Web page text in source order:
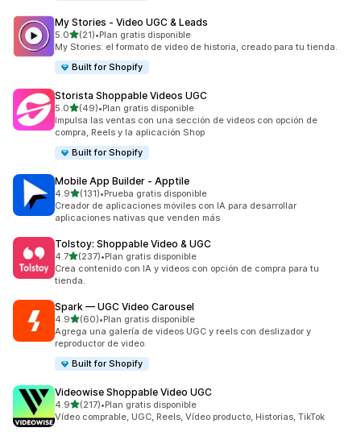
My Stories ‑ Video UGC & Leads
5.0de 5 estrellas
(21)
21 reseñas en total
•Plan gratis disponible
My Stories: el formato de video de historia, creado para tu tienda.
Built for Shopify
Storista Shoppable Videos UGC
5.0de 5 estrellas
(49)
49 reseñas en total
•Plan gratis disponible
Impulsa las ventas con una sección de videos con opción de
compra, Reels y la aplicación Shop
Built for Shopify
Mobile App Builder ‑ Apptile
4.9de 5 estrellas
(131)
131 reseñas en total
•Prueba gratis disponible
Creador de aplicaciones móviles con IA para desarrollar
aplicaciones nativas que venden más
Tolstoy: Shoppable Video & UGC
4.7de 5 estrellas
(237)
237 reseñas en total
•Plan gratis disponible
Crea contenido con IA y videos con opción de compra para tu
tienda.
Spark — UGC Video Carousel
4.9de 5 estrellas
(60)
60 reseñas en total
•Plan gratis disponible
Agrega una galería de videos UGC y reels con deslizador y
reproductor de video.
Built for Shopify
Videowise Shoppable Video UGC
4.9de 5 estrellas
(217)
217 reseñas en total
•Plan gratis disponible
Vídeo comprable, UGC, Reels, Vídeo producto, Historias, TikTok